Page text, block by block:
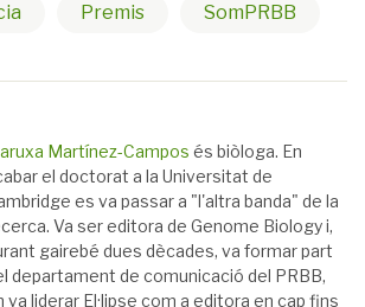
Premis SomPRBB
Martínez-Campos és biòloga. En
el doctorat a la Universitat de
es va passar a "l'altra banda" de la
Va ser editora de Genome Biology i,
gairebé dues dècades, va formar part
departament de comunicació del PRBB,
va liderar El·lipse com a editora en cap fins